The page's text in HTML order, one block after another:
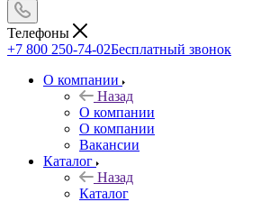
Телефоны
+7 800 250-74-02Бесплатный звонок
О компании
Назад
О компании
О компании
Вакансии
Каталог
Назад
Каталог